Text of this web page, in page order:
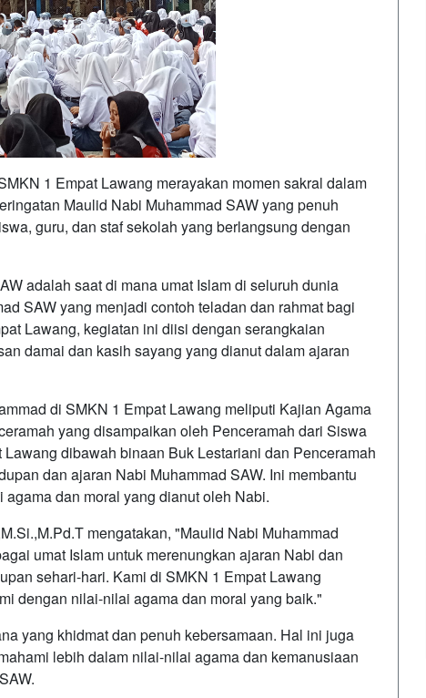
1 Empat Lawang merayakan momen sakral dalam
Maulid Nabi Muhammad SAW yang penuh
guru, dan staf sekolah yang berlangsung dengan
adalah saat di mana umat Islam di seluruh dunia
SAW yang menjadi contoh teladan dan rahmat bagi
Lawang, kegiatan ini diisi dengan serangkaian
damai dan kasih sayang yang dianut dalam ajaran
di SMKN 1 Empat Lawang meliputi Kajian Agama
yang disampaikan oleh Penceramah dari Siswa
dibawah binaan Buk Lestariani dan Penceramah
dan ajaran Nabi Muhammad SAW. Ini membantu
dan moral yang dianut oleh Nabi.
mengatakan, "Maulid Nabi Muhammad
umat Islam untuk merenungkan ajaran Nabi dan
sehari-hari. Kami di SMKN 1 Empat Lawang
dengan nilai-nilai agama dan moral yang baik."
yang khidmat dan penuh kebersamaan. Hal ini juga
lebih dalam nilai-nilai agama dan kemanusiaan